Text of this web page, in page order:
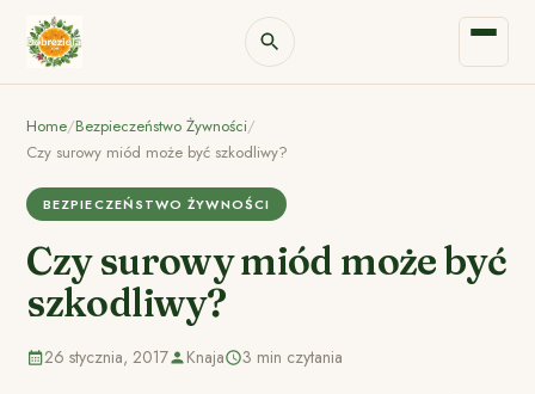
Home/Bezpieczeństwo Żywności/
Czy surowy miód może być szkodliwy?
BEZPIECZEŃSTWO ŻYWNOŚCI
Czy surowy miód może być
szkodliwy?
26 stycznia, 2017 Knaja 3 min czytania